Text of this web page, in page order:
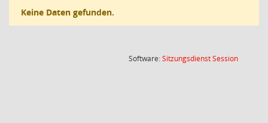
Keine Daten gefunden.
Software:SitzungsdienstSession(Wird in